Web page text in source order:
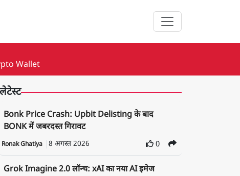
Wallet
लेटेस्ट
Bonk Price Crash: Upbit Delisting के बाद
BONK में जबरदस्त गिरावट
Ronak Ghatiya 8 अगस्त 2026 0
Grok Imagine 2.0 लॉन्च: xAI का नया AI इमेज